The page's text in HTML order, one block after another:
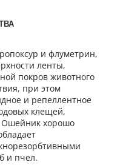
и флуметрин,
ленты,
покров животного
при этом
и репеллентное
клещей,
Ошейник хорошо
и пчел.